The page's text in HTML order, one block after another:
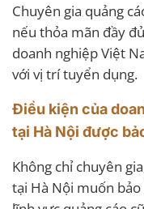
Chuyên gia quảng
nếu thỏa mãn đầy
doanh nghiệp Việt
với vị trí tuyển dụng.
Điều kiện của
tại Hà Nội được
Không chỉ chuyên
tại Hà Nội muốn